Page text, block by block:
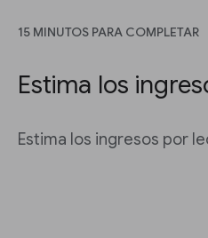
15 MINUTOS PARA COMPLETAR
Estima los
Estima los ingresos por